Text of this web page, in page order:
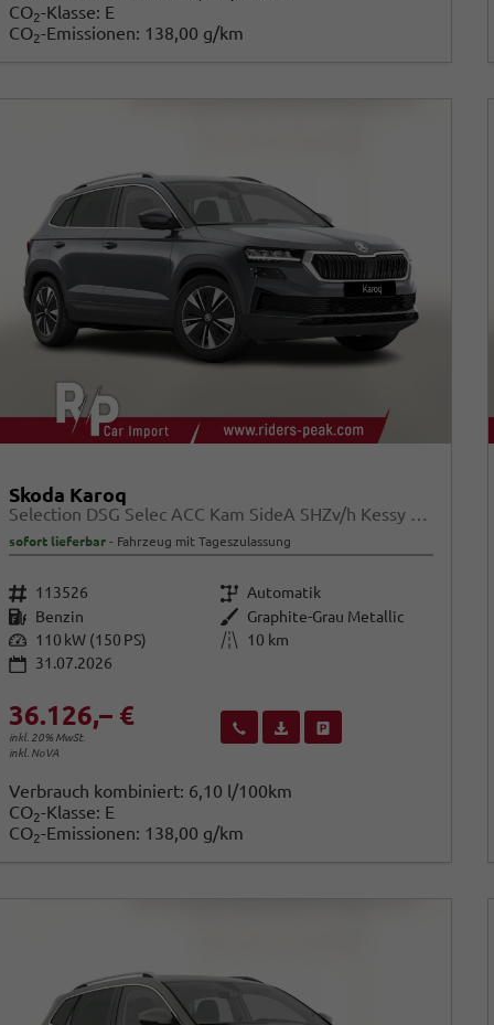
CO2-Klasse: E
CO2-Emissionen: 138,00 g/km
Skoda Karoq
Selection DSG Selec ACC Kam SideA SHZv/h Kessy SunS
sofort lieferbar Fahrzeug mit Tageszulassung
Fahrzeugnr. 113526 Getriebe Automatik
Kraftstoff Benzin Außenfarbe Graphite-Grau Metallic
Leistung 110 kW (150 PS) Kilometerstand 10 km
31.07.2026
36.126,– €
inkl. 20% MwSt.
inkl. NoVA
Wir rufen Sie anFahrzeugexposé (PDF)
Verbrauch kombiniert: 6,10 l/100km
CO2-Klasse: E
CO2-Emissionen: 138,00 g/km